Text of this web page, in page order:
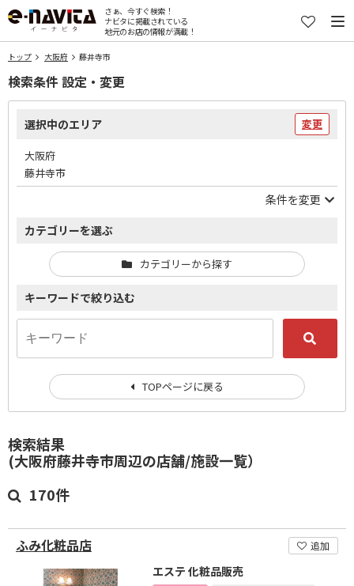
さぁ、今すぐ検索！
ナビタに掲載されている
地元のお店の情報が満載！
トップ 大阪府 藤井寺市
検索結果
(大阪府藤井寺市周辺の店舗/施設一覧）
170件
ふみ化粧品店 追加
エステ 化粧品販売
検索条件 設定・変更
選択中のエリア 変更
大阪府
藤井寺市
条件を変更
カテゴリーを選ぶ
カテゴリーから探す
キーワードで絞り込む
TOPページに戻る